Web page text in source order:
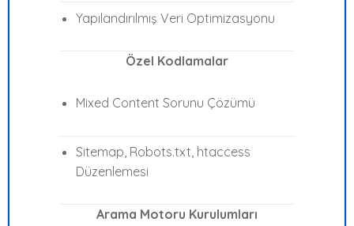
Yapılandırılmış Veri Optimizasyonu
Özel Kodlamalar
Mixed Content Sorunu Çözümü
Sitemap, Robots.txt, htaccess
Düzenlemesi
Arama Motoru Kurulumları